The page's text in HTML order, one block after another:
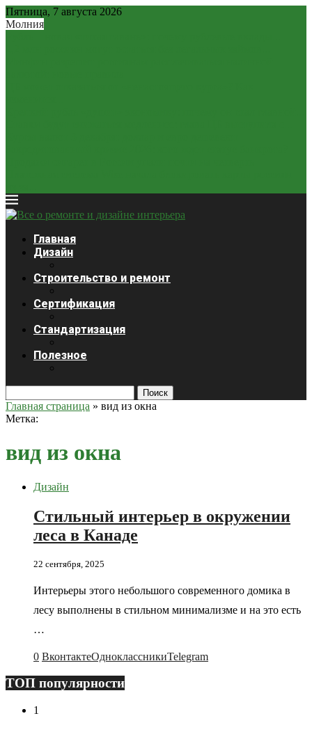
Пятница, 7 августа 2026
Молния
Главная
Дизайн
Строительство и ремонт
Сертификация
Стандартизация
Полезное
Поиск
Главная страница » вид из окна
Метка:
вид из окна
Дизайн
Стильный интерьер в окружении
леса в Канаде
22 сентября, 2025
Интерьеры этого небольшого современного домика в
лесу выполнены в стильном минимализме и на это есть
…
0 ВконтактеОдноклассникиTelegram
ТОП популярности
1